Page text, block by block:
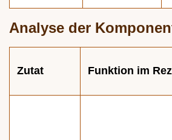
Analyse der
Zutat Funktion im